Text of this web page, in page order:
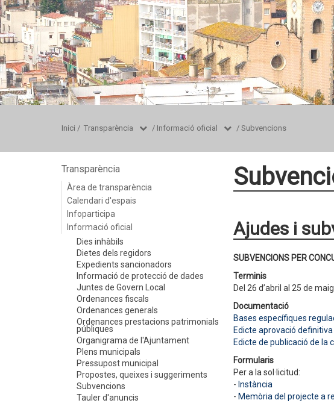
Inici / Transparència / Informació oficial / Subvencions
Transparència
Àrea de transparència
Calendari d'espais
Infoparticipa
Informació oficial
Dies inhàbils
Dietes dels regidors
Expedients sancionadors
Informació de protecció de dades
Juntes de Govern Local
Ordenances fiscals
Ordenances generals
Ordenances prestacions patrimonials
públiques
Organigrama de l'Ajuntament
Plens municipals
Pressupost municipal
Propostes, queixes i suggeriments
Subvencions
Tauler d'anuncis
Ajudes i
SUBVENCIONS PER
Terminis
Del 26 d’abril al 25 de
Documentació
Bases específiques
Edicte aprovació
Edicte de publicació de la
Formularis
Per a la sol·licitud:
- Instància
- Memòria del projecte a